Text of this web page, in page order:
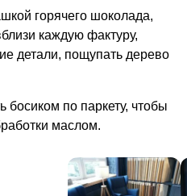
горячего шоколада,
каждую фактуру,
детали, пощупать дерево
по паркету, чтобы
маслом.